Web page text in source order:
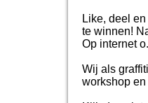
Like, deel
te winnen!
Op internet
Wij als
workshop